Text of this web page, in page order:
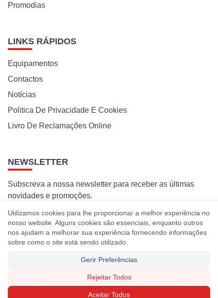
Promodias
LINKS RÁPIDOS
Equipamentos
Contactos
Notícias
Politica De Privacidade E Cookies
Livro De Reclamações Online
NEWSLETTER
Subscreva a nossa newsletter para receber as últimas
novidades e promoções.
Subscrever
Ao subscrever, concorda com a nossa política de privacidade e
© 2026 Premaq. Todos os direitos reservados. Desenvolvido por
Utilizamos cookies para lhe proporcionar a melhor experiência no
nosso website. Alguns cookies são essenciais, enquanto outros
nos ajudam a melhorar sua experiência fornecendo informações
sobre como o site está sendo utilizado.
Gerir Preferências
Rejeitar Todos
Aceitar Todos